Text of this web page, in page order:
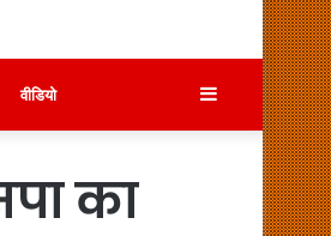
वीडियो Sidebar
का